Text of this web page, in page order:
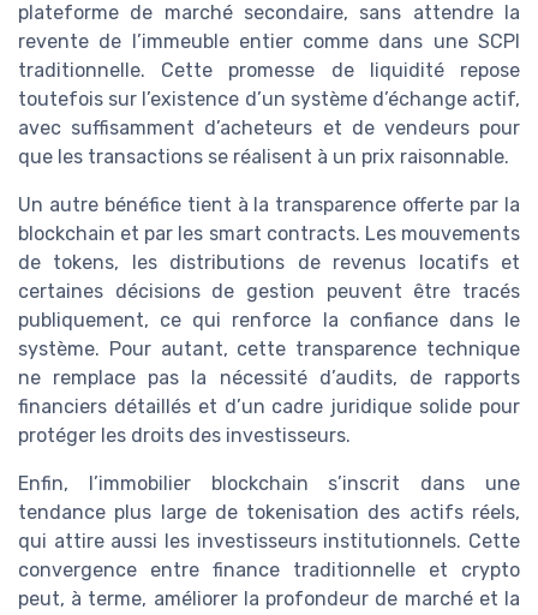
plateforme de marché secondaire, sans attendre la
revente de l’immeuble entier comme dans une SCPI
traditionnelle. Cette promesse de liquidité repose
toutefois sur l’existence d’un système d’échange actif,
avec suffisamment d’acheteurs et de vendeurs pour
que les transactions se réalisent à un prix raisonnable.
Un autre bénéfice tient à la transparence offerte par la
blockchain et par les smart contracts. Les mouvements
de tokens, les distributions de revenus locatifs et
certaines décisions de gestion peuvent être tracés
publiquement, ce qui renforce la confiance dans le
système. Pour autant, cette transparence technique
ne remplace pas la nécessité d’audits, de rapports
financiers détaillés et d’un cadre juridique solide pour
protéger les droits des investisseurs.
Enfin, l’immobilier blockchain s’inscrit dans une
tendance plus large de tokenisation des actifs réels,
qui attire aussi les investisseurs institutionnels. Cette
convergence entre finance traditionnelle et crypto
peut, à terme, améliorer la profondeur de marché et la